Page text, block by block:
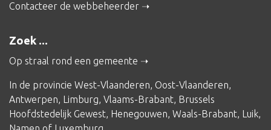
Contacteer de webbeheerder
Zoek ...
Op straal rond een gemeente
In de provincie West-Vlaanderen, Oost-Vlaanderen,
Antwerpen, Limburg, Vlaams-Brabant, Brussels
Hoofdstedelijk Gewest, Henegouwen, Waals-Brabant, Luik,